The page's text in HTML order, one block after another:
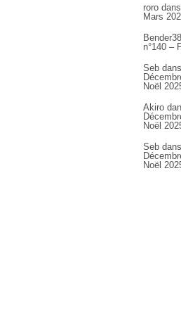
roro dans
Mars
Bender38
n°140 –
Seb dans
Noël
Akiro
Noël
Seb dans
Noël